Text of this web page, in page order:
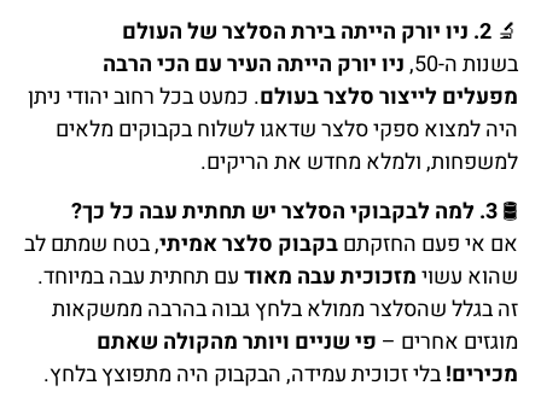
🔬 2. ניו יורק הייתה בירת הסלצר של העולם
בשנות ה-50,
ניו יורק הייתה העיר עם הכי הרבה
מפעלים לייצור סלצר בעולם. כמעט בכל רחוב יהודי ניתן
היה למצוא ספקי סלצר שדאגו לשלוח בקבוקים מלאים
למשפחות, ולמלא מחדש את הריקים.
🛢️3. למה לבקבוקי הסלצר יש תחתית עבה כל כך?
אם אי פעם החזקתםבקבוק סלצר אמיתי, בטח שמתם לב
שהוא עשוימזכוכית עבה מאודעם תחתית עבה במיוחד.
זה בגלל שהסלצר ממולא בלחץ גבוה בהרבה ממשקאות
מוגזים אחרים – פי שניים ויותר מהקולה שאתם
מכירים!בלי זכוכית עמידה, הבקבוק היה מתפוצץ בלחץ.